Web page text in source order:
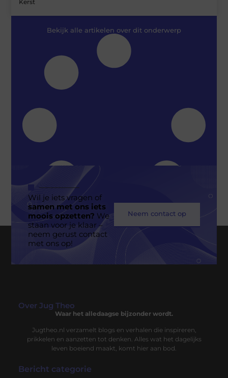
Kerst
Bekijk alle artikelen over dit onderwerp
Geen berichten meer om te tonen
Wil je iets vragen of
samen met ons iets
moois opzetten? We
staan voor je klaar –
neem gerust contact
met ons op!
Neem contact op
Over Jug Theo
Waar het alledaagse bijzonder wordt.
Jugtheo.nl verzamelt blogs en verhalen die inspireren,
prikkelen en aanzetten tot denken. Alles wat het dagelijks
leven boeiend maakt, komt hier aan bod.
Bericht categorie